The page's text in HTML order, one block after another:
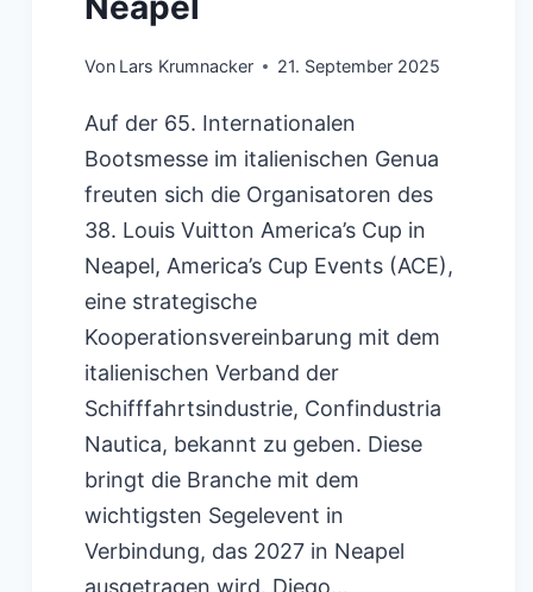
Von Lars Krumnacker 21. September 2025
Auf der 65. Internationalen
Bootsmesse im italienischen Genua
freuten sich die Organisatoren des
38. Louis Vuitton America’s Cup in
Neapel, America’s Cup Events (ACE),
eine strategische
Kooperationsvereinbarung mit dem
italienischen Verband der
Schifffahrtsindustrie, Confindustria
Nautica, bekannt zu geben. Diese
bringt die Branche mit dem
wichtigsten Segelevent in
Verbindung, das 2027 in Neapel
ausgetragen wird. Diego…